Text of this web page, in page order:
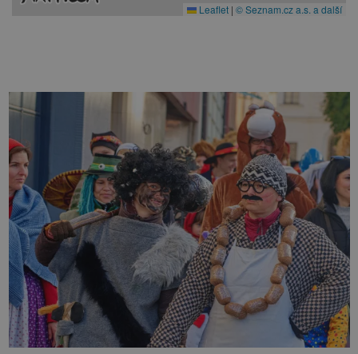
Leaflet | © Seznam.cz a.s. a další